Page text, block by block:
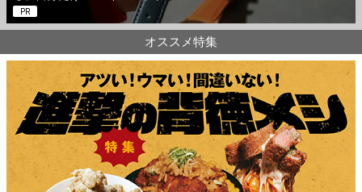
PR
オススメ特集